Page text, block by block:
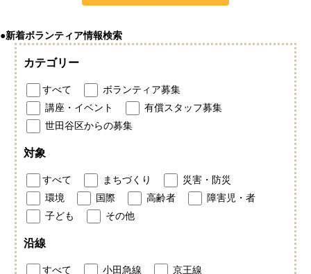
●新着ボランティア情報検索
カテゴリー
すべて
ボランティア募集
講座・イベント
有償スタッフ募集
世田谷区からの募集
対象
すべて まちづくり
災害・防災
環境
国際 高齢者
障害児・者
子ども
その他
沿線
すべて 小田急線 京王線